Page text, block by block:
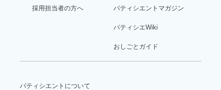
採用担当者の方へ パティシエントマガジン
パティシエWiki
おしごとガイド
パティシエントについて